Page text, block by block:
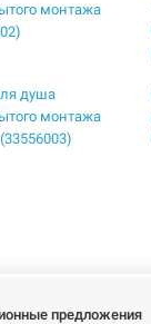
монтажа
душа
монтажа
монтажа
предложения